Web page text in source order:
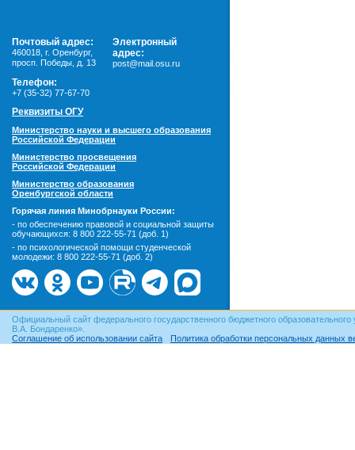
Почтовый адрес:
460018 г. Оренбург,
просп. Победы, д. 13
Электронный
адрес:
post@mail.osu.ru
Телефон:
+7 (35-32) 77-67-70
Реквизиты ОГУ
Министерство науки и высшего образования
Российской Федерации
Министерство просвещения
Российской Федерации
Министерство образования
Оренбургской области
Горячая линия Минобрнауки России:
- по обеспечению правовой и социальной защиты
обучающихся: 8 800 222-55-71 (доб. 1)
- по психологической помощи студенческой
молодежи: 8 800 222-55-71 (доб. 2)
Официальный сайт федерального государственного бюджетного
В.А. Бондаренко».
Соглашение об использовании сайта
Политика обработки персональных данных